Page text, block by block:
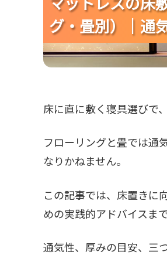
グ・畳別）｜通
グ・畳別）｜通
グ・畳別）｜通
床に直に敷く寝具選びで
フローリングと畳では通
なりかねません。
この記事では、床置きに
めの実践的アドバイスま
通気性、厚みの目安、三